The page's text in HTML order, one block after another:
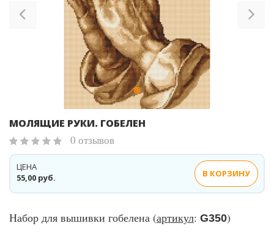
МОЛЯЩИЕ РУКИ. ГОБЕЛЕН
0 отзывов
55,00 руб.
ЦЕНА
В КОРЗИНУ
Набор для вышивки гобелена (артикул: G350)